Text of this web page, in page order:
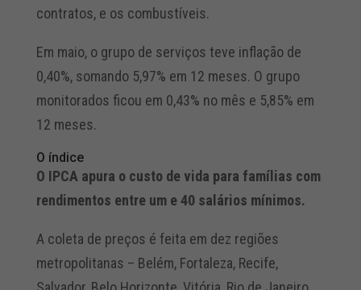
contratos, e os combustíveis.
Em maio, o grupo de serviços teve inflação de
0,40%, somando 5,97% em 12 meses. O grupo
monitorados ficou em 0,43% no mês e 5,85% em
12 meses.
O índice
O IPCA apura o custo de vida para famílias com
rendimentos entre um e 40 salários mínimos.
A coleta de preços é feita em dez regiões
metropolitanas – Belém, Fortaleza, Recife,